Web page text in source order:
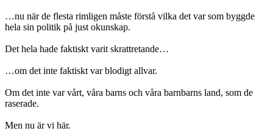
…nu när de flesta rimligen måste förstå vilka det var som byggde
hela sin politik på just okunskap.
Det hela hade faktiskt varit skrattretande…
…om det inte faktiskt var blodigt allvar.
Om det inte var vårt, våra barns och våra barnbarns land, som de
raserade.
Men nu är vi här.